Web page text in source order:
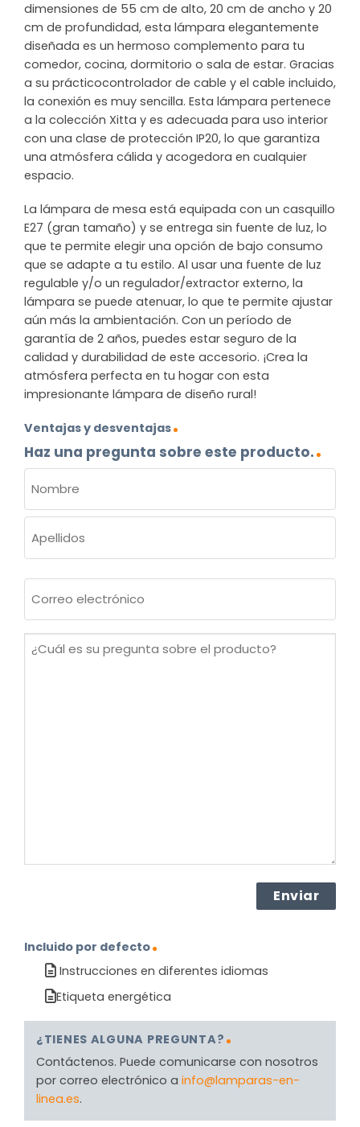
dimensiones de 55 cm de alto, 20 cm de ancho y 20
cm de profundidad, esta lámpara elegantemente
diseñada es un hermoso complemento para tu
comedor, cocina, dormitorio o sala de estar. Gracias
a su prácticocontrolador de cable y el cable incluido,
la conexión es muy sencilla. Esta lámpara pertenece
a la colección Xitta y es adecuada para uso interior
con una clase de protección IP20, lo que garantiza
una atmósfera cálida y acogedora en cualquier
espacio.
La lámpara de mesa está equipada con un casquillo
E27 (gran tamaño) y se entrega sin fuente de luz, lo
que te permite elegir una opción de bajo consumo
que se adapte a tu estilo. Al usar una fuente de luz
regulable y/o un regulador/extractor externo, la
lámpara se puede atenuar, lo que te permite ajustar
aún más la ambientación. Con un período de
garantía de 2 años, puedes estar seguro de la
calidad y durabilidad de este accesorio. ¡Crea la
atmósfera perfecta en tu hogar con esta
impresionante lámpara de diseño rural!
Ventajas y desventajas
Haz una pregunta sobre este producto.
(OBLIGATORIO)
Nombre
electrónico
¿Cuál
Incluido por defecto
Instrucciones en diferentes idiomas
Etiqueta energética
¿TIENES ALGUNA PREGUNTA?
Contáctenos. Puede comunicarse con nosotros
por correo electrónico a info@lamparas-en-
linea.es.